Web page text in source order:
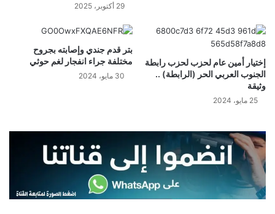
29 أكتوبر، 2025
إختيار أمين عام لحزب لحزب رابطة
الجنوب العربي الحر (الرابطة) ..
وثيقة
25 مايو، 2024
بتر قدم جندي وإصابته بجروح
مختلفة جراء انفجار لغم حوثي
30 مايو، 2024